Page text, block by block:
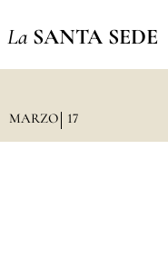
La SANTA SEDE
MARZO 17